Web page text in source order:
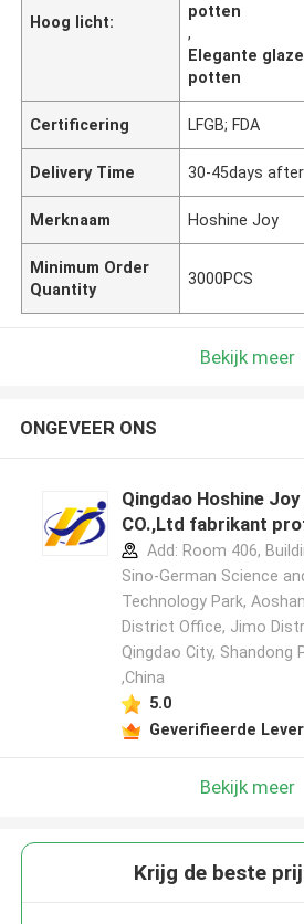
Hoog licht:
potten
,
Elegante
potten
Certificering LFGB; FDA
Delivery Time 30-45days
Merknaam Hoshine Joy
Minimum Order
Quantity
3000PCS
Bekijk meer
ONGEVEER ONS
Qingdao Hoshine Joy
CO.,Ltd fabrikant
Add: Room 406,
Sino-German Science
Technology Park,
District Office, Jimo
Qingdao City, Shandong
,China
5.0
Geverifieerde
Bekijk meer
Krijg de beste